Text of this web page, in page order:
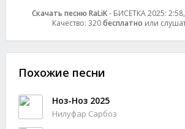
Скачать песню RaLiK- БИСЕТКА 2025:
Качество: 320бесплатно или
Похожие песни
Ноз-Ноз 2025
Нилуфар Сарбоз